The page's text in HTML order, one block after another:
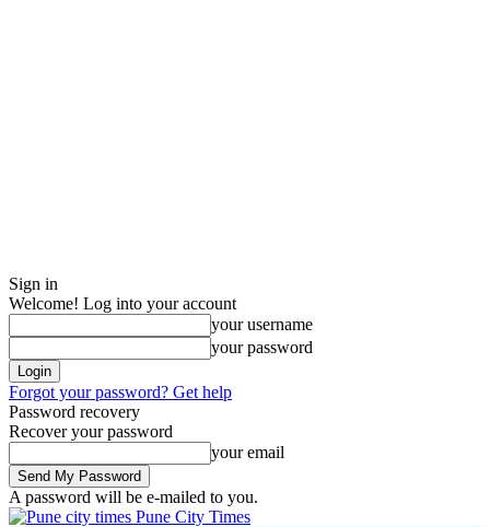
Sign in
Welcome! Log into your account
your username
your password
Forgot your password? Get help
Password recovery
Recover your password
your email
A password will be e-mailed to you.
Pune City Times